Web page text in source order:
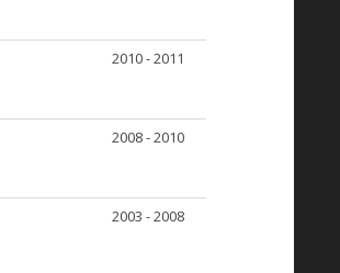
2010 - 2011
2008 - 2010
2003 - 2008